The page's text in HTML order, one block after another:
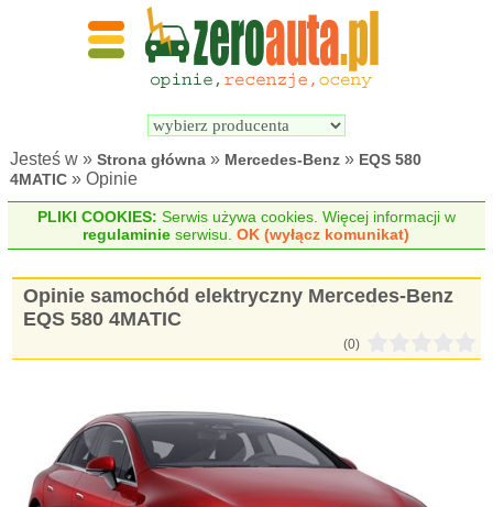
Wyszukiwarka
elektrycznych
Jesteś w »Strona główna » Mercedes-Benz » EQS 580
4MATIC » Opinie
PLIKI COOKIES: Serwis używa cookies. Więcej informacji w
regulaminie serwisu.OK (wyłącz komunikat)
Opinie samochód elektryczny Mercedes-Benz
EQS 580 4MATIC
(0)